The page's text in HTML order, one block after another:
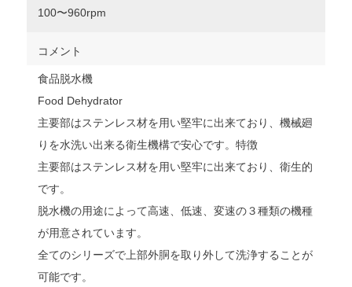
100〜960rpm
コメント
食品脱水機
Food Dehydrator
主要部はステンレス材を用い堅牢に出来ており、機械廻
りを水洗い出来る衛生機構で安心です。特徴
主要部はステンレス材を用い堅牢に出来ており、衛生的
です。
脱水機の用途によって高速、低速、変速の３種類の機種
が用意されています。
全てのシリーズで上部外胴を取り外して洗浄することが
可能です。